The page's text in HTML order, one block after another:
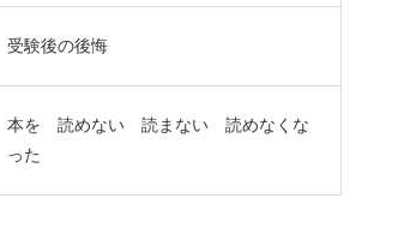
受験後の後悔
本を 読めない 読まない 読めなくな
った